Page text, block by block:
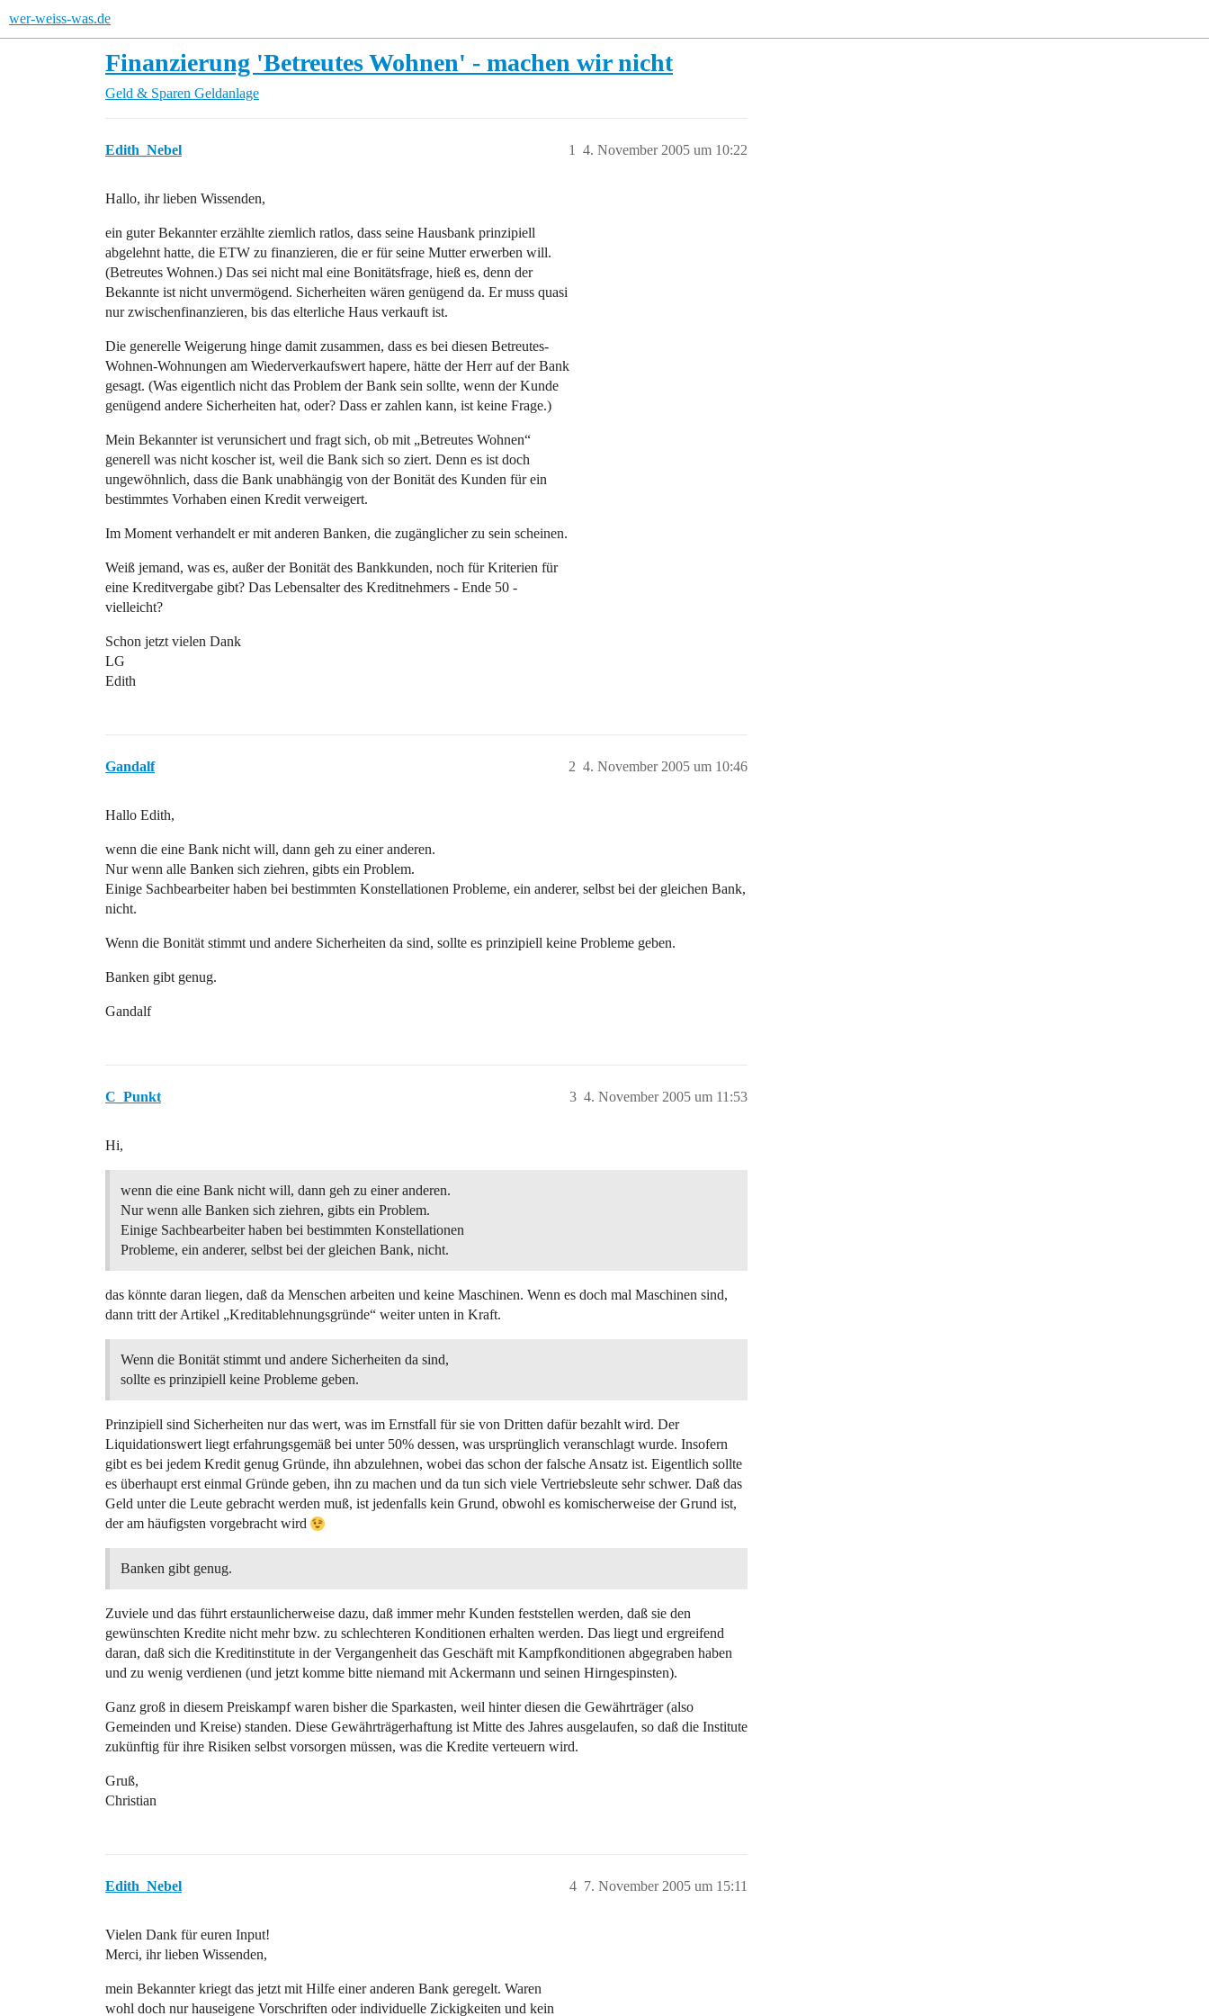
wer-weiss-was.de
Finanzierung 'Betreutes Wohnen' - machen wir nicht
Geld & Sparen Geldanlage
Edith_Nebel 4. November 2005 um 10:22
1
Hallo, ihr lieben Wissenden,
ein guter Bekannter erzählte ziemlich ratlos, dass seine Hausbank prinzipiell
abgelehnt hatte, die ETW zu finanzieren, die er für seine Mutter erwerben will.
(Betreutes Wohnen.) Das sei nicht mal eine Bonitätsfrage, hieß es, denn der
Bekannte ist nicht unvermögend. Sicherheiten wären genügend da. Er muss quasi
nur zwischenfinanzieren, bis das elterliche Haus verkauft ist.
Die generelle Weigerung hinge damit zusammen, dass es bei diesen Betreutes-
Wohnen-Wohnungen am Wiederverkaufswert hapere, hätte der Herr auf der Bank
gesagt. (Was eigentlich nicht das Problem der Bank sein sollte, wenn der Kunde
genügend andere Sicherheiten hat, oder? Dass er zahlen kann, ist keine Frage.)
Mein Bekannter ist verunsichert und fragt sich, ob mit „Betreutes Wohnen“
generell was nicht koscher ist, weil die Bank sich so ziert. Denn es ist doch
ungewöhnlich, dass die Bank unabhängig von der Bonität des Kunden für ein
bestimmtes Vorhaben einen Kredit verweigert.
Im Moment verhandelt er mit anderen Banken, die zugänglicher zu sein scheinen.
Weiß jemand, was es, außer der Bonität des Bankkunden, noch für Kriterien für
eine Kreditvergabe gibt? Das Lebensalter des Kreditnehmers - Ende 50 -
vielleicht?
Schon jetzt vielen Dank
LG
Edith
Gandalf 4. November 2005 um 10:46
2
Hallo Edith,
wenn die eine Bank nicht will, dann geh zu einer anderen.
Nur wenn alle Banken sich ziehren, gibts ein Problem.
Einige Sachbearbeiter haben bei bestimmten Konstellationen Probleme, ein anderer, selbst bei der gleichen Bank,
nicht.
Wenn die Bonität stimmt und andere Sicherheiten da sind, sollte es prinzipiell keine Probleme geben.
Banken gibt genug.
Gandalf
C_Punkt 4. November 2005 um 11:53
3
Hi,
wenn die eine Bank nicht will, dann geh zu einer anderen.
Nur wenn alle Banken sich ziehren, gibts ein Problem.
Einige Sachbearbeiter haben bei bestimmten Konstellationen
Probleme, ein anderer, selbst bei der gleichen Bank, nicht.
das könnte daran liegen, daß da Menschen arbeiten und keine Maschinen. Wenn es doch mal Maschinen sind,
dann tritt der Artikel „Kreditablehnungsgründe“ weiter unten in Kraft.
Wenn die Bonität stimmt und andere Sicherheiten da sind,
sollte es prinzipiell keine Probleme geben.
Prinzipiell sind Sicherheiten nur das wert, was im Ernstfall für sie von Dritten dafür bezahlt wird. Der
Liquidationswert liegt erfahrungsgemäß bei unter 50% dessen, was ursprünglich veranschlagt wurde. Insofern
gibt es bei jedem Kredit genug Gründe, ihn abzulehnen, wobei das schon der falsche Ansatz ist. Eigentlich sollte
es überhaupt erst einmal Gründe geben, ihn zu machen und da tun sich viele Vertriebsleute sehr schwer. Daß das
Geld unter die Leute gebracht werden muß, ist jedenfalls kein Grund, obwohl es komischerweise der Grund ist,
der am häufigsten vorgebracht wird
Banken gibt genug.
Zuviele und das führt erstaunlicherweise dazu, daß immer mehr Kunden feststellen werden, daß sie den
gewünschten Kredite nicht mehr bzw. zu schlechteren Konditionen erhalten werden. Das liegt und ergreifend
daran, daß sich die Kreditinstitute in der Vergangenheit das Geschäft mit Kampfkonditionen abgegraben haben
und zu wenig verdienen (und jetzt komme bitte niemand mit Ackermann und seinen Hirngespinsten).
Ganz groß in diesem Preiskampf waren bisher die Sparkasten, weil hinter diesen die Gewährträger (also
Gemeinden und Kreise) standen. Diese Gewährträgerhaftung ist Mitte des Jahres ausgelaufen, so daß die Institute
zukünftig für ihre Risiken selbst vorsorgen müssen, was die Kredite verteuern wird.
Gruß,
Christian
Edith_Nebel 7. November 2005 um 15:11
4
Vielen Dank für euren Input!
Merci, ihr lieben Wissenden,
mein Bekannter kriegt das jetzt mit Hilfe einer anderen Bank geregelt. Waren
wohl doch nur hauseigene Vorschriften oder individuelle Zickigkeiten und kein